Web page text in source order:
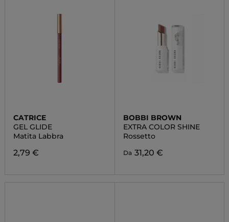
CATRICE
GEL GLIDE
Matita Labbra
2,79 €
BOBBI BROWN
EXTRA COLOR SHINE
Rossetto
Da 31,20 €